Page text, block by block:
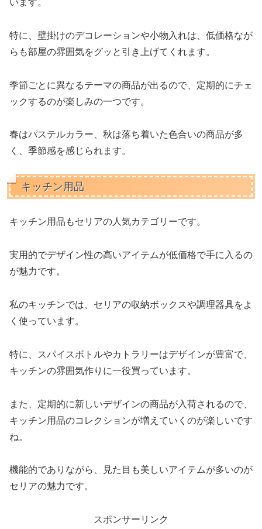
います。
特に、壁掛けのデコレーションや小物入れは、低価格なが
らも部屋の雰囲気をグッと引き上げてくれます。
季節ごとに異なるテーマの商品が出るので、定期的にチェ
ックするのが楽しみの一つです。
春はパステルカラー、秋は落ち着いた色合いの商品が多
く、季節感を感じられます。
キッチン用品
キッチン用品もセリアの人気カテゴリーです。
実用的でデザイン性の高いアイテムが低価格で手に入るの
が魅力です。
私のキッチンでは、セリアの収納ボックスや調理器具をよ
く使っています。
特に、スパイスボトルやカトラリーはデザインが豊富で、
キッチンの雰囲気作りに一役買っています。
また、定期的に新しいデザインの商品が入荷されるので、
キッチン用品のコレクションが増えていくのが楽しいです
ね。
機能的でありながら、見た目も美しいアイテムが多いのが
セリアの魅力です。
スポンサーリンク